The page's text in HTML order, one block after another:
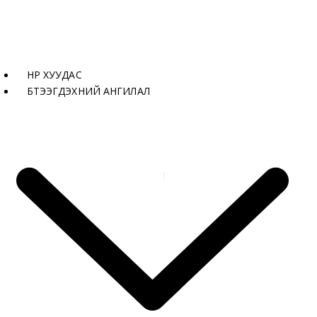
НҮҮР ХУУДАС
БҮТЭЭГДЭХҮҮНИЙ АНГИЛАЛ
Бүтээгдэхүүнүүд YS042- 8